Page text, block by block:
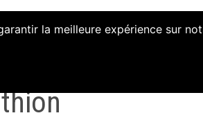
la meilleure expérience sur